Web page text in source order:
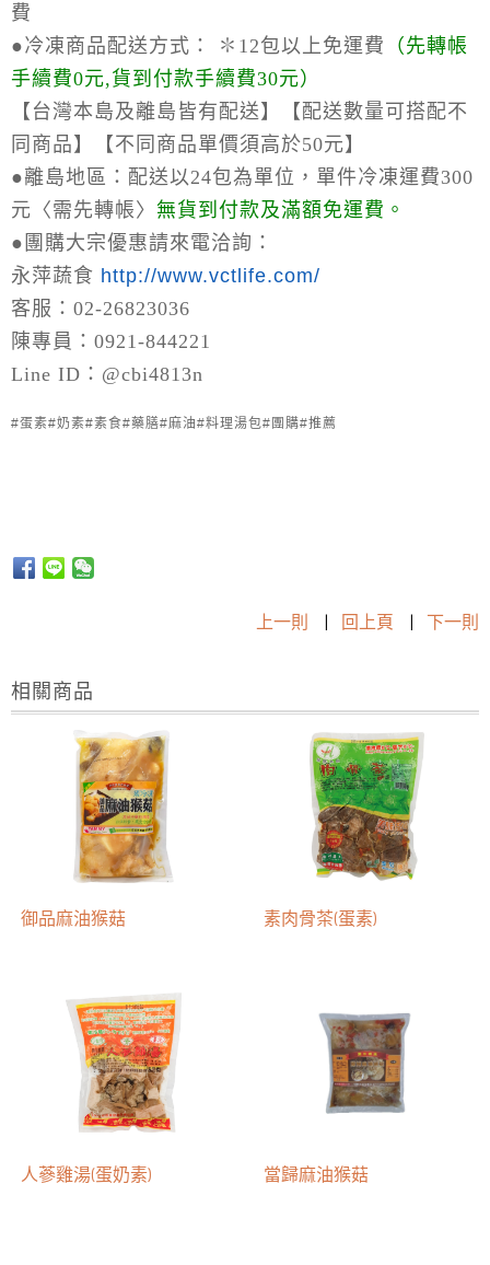
費
●冷凍商品配送方式：
✽12包以上免運費 （先轉帳
手續費0元,貨到付款手續費30元）
【台灣本島及離島皆有配送】【配送數量可搭配不
同商品】【不同商品單價須高於50元】
●離島地區： 配送以24包為單位，單件冷凍運費300
元〈需先轉帳〉 無貨到付款及滿額免運費。
● 團購大宗優惠請來電洽詢：
永萍蔬食 http://www.vctlife.com/
客服：02-26823036
陳專員：0921-844221
Line ID：@cbi4813n
#蛋素#奶素#素食#藥膳#麻油#料理湯包#團購#推薦
上一則 | 回上頁 | 下一則
相關商品
御品麻油猴菇 素肉骨茶(蛋素)
人蔘雞湯(蛋奶素) 當歸麻油猴菇